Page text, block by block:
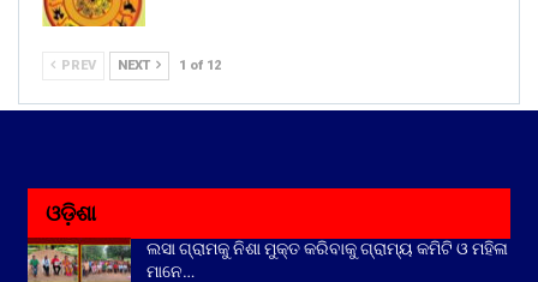
PREV NEXT 1 of 12
ଓଡ଼ିଶା
ଲସା ଗ୍ରାମକୁ ନିଶା ମୁକ୍ତ କରିବାକୁ ଗ୍ରାମ୍ୟ କମିଟି ଓ ମହିଳା
ମାନେ…